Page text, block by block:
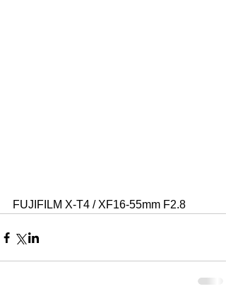
FUJIFILM X-T4 / XF16-55mm F2.8